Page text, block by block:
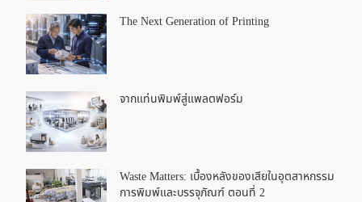
The Next Generation of Printing
จากแท่นพิมพ์สู่แพลตฟอร์ม
Waste Matters: เบื้องหลังของเสียในอุตสาหกรรม
การพิมพ์และบรรจุภัณฑ์ ตอนที่ 2